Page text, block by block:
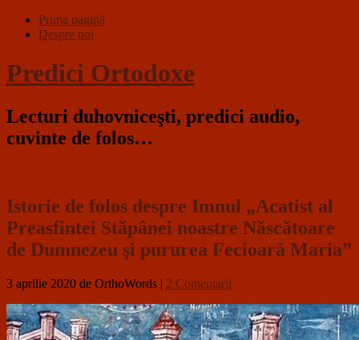
Prima pagină
Despre noi
Predici Ortodoxe
Lecturi duhovniceşti, predici audio,
cuvinte de folos…
Istorie de folos despre Imnul „Acatist al
Preasfintei Stăpânei noastre Născătoare
de Dumnezeu şi pururea Fecioară Maria”
3 aprilie 2020 de OrthoWords | 2 Comentarii